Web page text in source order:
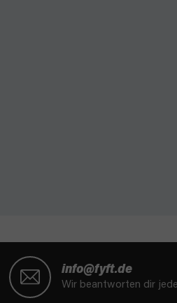
info@fyft.de
Wir beantworten dir